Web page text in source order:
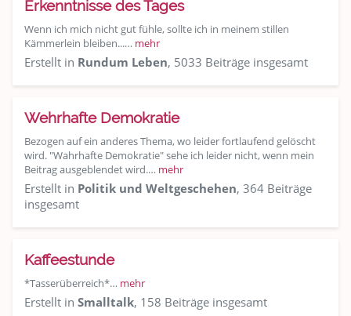
Erkenntnisse des Tages
Wenn ich mich nicht gut fühle, sollte ich in meinem stillen
Kämmerlein bleiben...… mehr
Erstellt in Rundum Leben, 5033 Beiträge insgesamt
Wehrhafte Demokratie
Bezogen auf ein anderes Thema, wo leider fortlaufend gelöscht
wird. "Wahrhafte Demokratie" sehe ich leider nicht, wenn mein
Beitrag ausgeblendet wird.… mehr
Erstellt in Politik und Weltgeschehen, 364 Beiträge
insgesamt
Kaffeestunde
*Tasserüberreich*… mehr
Erstellt in Smalltalk, 158 Beiträge insgesamt